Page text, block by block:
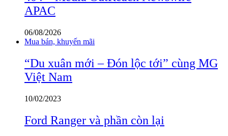
APAC
06/08/2026
Mua bán, khuyến mãi
“Du xuân mới – Đón lộc tới” cùng MG
Việt Nam
10/02/2023
Ford Ranger và phần còn lại